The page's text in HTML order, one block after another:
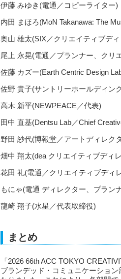
伊藤 みゆき(電通／コピーライター)
内田 まほろ(MoN Takanawa: The
奥山 雄太(SIX／クリエイティブデ
尾上 永晃(電通／プランナー、クリ
佐藤 カズー(Earth Centric Design
佐野 貴子(サントリーホールディン
高木 新平(NEWPEACE／代表)
田中 直基(Dentsu Lab／Chief
野田 紗代(博報堂／アートディレク
畑中 翔太(dea クリエイティブディ
花田 礼(電通／クリエイティブディ
もにゃ(電通 ディレクター、プラン
龍崎 翔子(水星／代表取締役)
まとめ
「2026 66th ACC TOKYO
ブランデッド・コミュニケーショ